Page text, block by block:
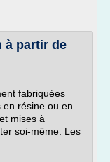
à partir de
fabriquées
en résine ou en
mises à
soi-même. Les